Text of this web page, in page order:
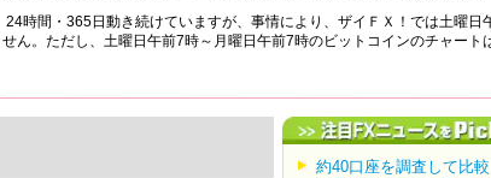
時間・365日動き続けていますが、事情により、ザイＦＸ！では土曜日
ん。ただし、土曜日午前7時～月曜日午前7時のビットコインのチャート
約40口座を調査して比